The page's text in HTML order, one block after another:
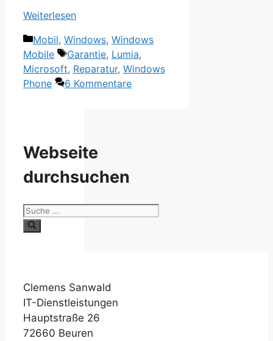
Weiterlesen
Kategorien
Mobil, Windows, Windows
Mobile
Schlagwörter
Garantie, Lumia,
Microsoft, Reparatur, Windows
Phone
6 Kommentare
Webseite
durchsuchen
Suche
nach:
Clemens Sanwald
IT-Dienstleistungen
Hauptstraße 26
72660 Beuren